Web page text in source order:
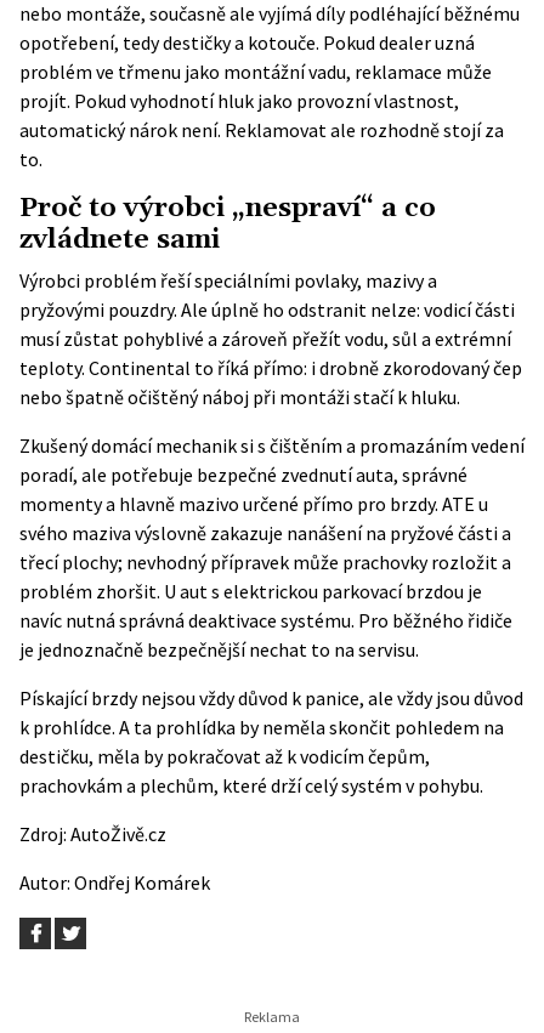
nebo montáže, současně ale vyjímá díly podléhající běžnému
opotřebení, tedy destičky a kotouče. Pokud dealer uzná
problém ve třmenu jako montážní vadu, reklamace může
projít. Pokud vyhodnotí hluk jako provozní vlastnost,
automatický nárok není. Reklamovat ale rozhodně stojí za
to.
Proč to výrobci „nespraví“ a co
zvládnete sami
Výrobci problém řeší speciálními povlaky, mazivy a
pryžovými pouzdry. Ale úplně ho odstranit nelze: vodicí části
musí zůstat pohyblivé a zároveň přežít vodu, sůl a extrémní
teploty. Continental to říká přímo: i drobně zkorodovaný čep
nebo špatně očištěný náboj při montáži stačí k hluku.
Zkušený domácí mechanik si s čištěním a promazáním vedení
poradí, ale potřebuje bezpečné zvednutí auta, správné
momenty a hlavně mazivo určené přímo pro brzdy. ATE u
svého maziva výslovně zakazuje nanášení na pryžové části a
třecí plochy; nevhodný přípravek může prachovky rozložit a
problém zhoršit. U aut s elektrickou parkovací brzdou je
navíc nutná správná deaktivace systému. Pro běžného řidiče
je jednoznačně bezpečnější nechat to na servisu.
Pískající brzdy nejsou vždy důvod k panice, ale vždy jsou důvod
k prohlídce. A ta prohlídka by neměla skončit pohledem na
destičku, měla by pokračovat až k vodicím čepům,
prachovkám a plechům, které drží celý systém v pohybu.
Zdroj: AutoŽivě.cz
Autor: Ondřej Komárek